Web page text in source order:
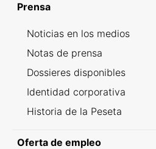
Prensa
Noticias en los medios
Notas de prensa
Dossieres disponibles
Identidad corporativa
Historia de la Peseta
Oferta de empleo